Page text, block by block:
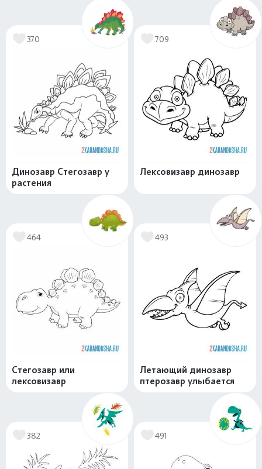
370
Динозавр Стегозавр у
растения
709
Лексовизавр динозавр
464
Стегозавр или
лексовизавр
493
Летающий динозавр
птерозавр улыбается
382 491